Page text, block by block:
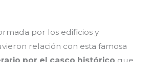
por los edificios y
relación con esta famosa